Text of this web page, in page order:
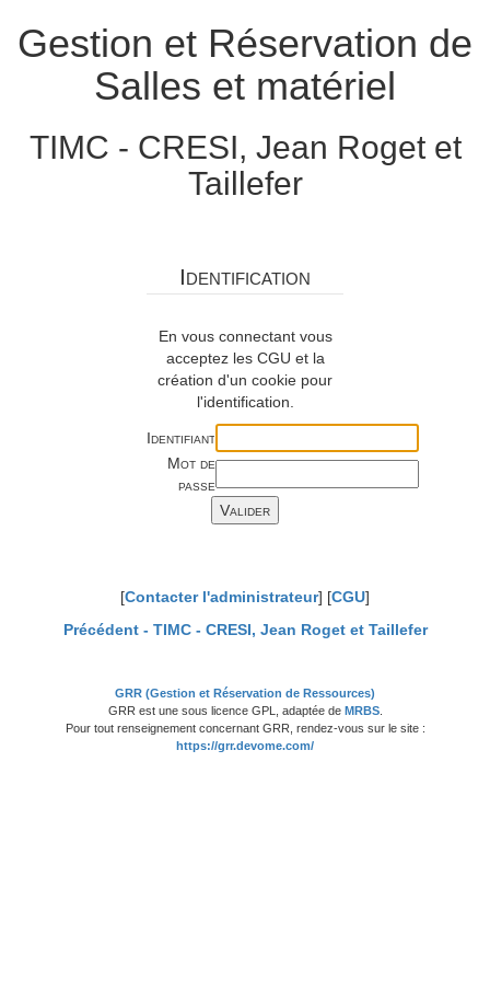
Gestion et Réservation de
Salles et matériel
TIMC - CRESI, Jean Roget et
Taillefer
Identification
En vous connectant vous
acceptez les CGU et la
création d'un cookie pour
l'identification.
Identifiant
Mot de
passe
[Contacter l'administrateur] [CGU]
Précédent - TIMC - CRESI, Jean Roget et Taillefer
GRR (Gestion et Réservation de Ressources)
GRR est une sous licence GPL, adaptée de MRBS.
Pour tout renseignement concernant GRR, rendez-vous sur le site :
https://grr.devome.com/